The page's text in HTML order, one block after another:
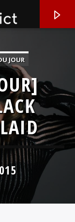
JOUR